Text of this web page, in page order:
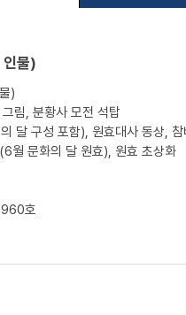
인물)
)
림, 분황사 모전 석탑
달 구성 포함), 원효대사 동상, 참
월 문화의 달 원효), 원효 초상화
호